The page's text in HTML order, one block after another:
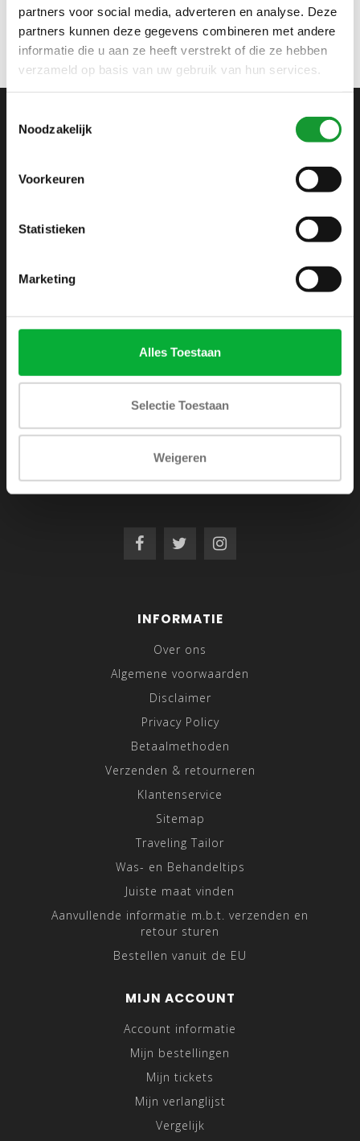
partners voor social media, adverteren en analyse. Deze
partners kunnen deze gegevens combineren met andere
informatie die u aan ze heeft verstrekt of die ze hebben
verzameld op basis van uw gebruik van hun services.
Noodzakelijk
Voorkeuren
Statistieken
Marketing
Alles Toestaan
Selectie Toestaan
Weigeren
polo of overhemd bij shirtsupplier.nl
ABONNEER JE OP ONZE NIEUWSBRIEF
en blijf op de hoogte van onze acties en laatste
1433 DC
Kudelstaart
+31 6 42 52 32 80
info@shirtsupplier.nl
INFORMATIE
Over ons
Algemene voorwaarden
Disclaimer
Privacy Policy
Betaalmethoden
Verzenden & retourneren
Klantenservice
Sitemap
Traveling Tailor
Was- en Behandeltips
Juiste maat vinden
Aanvullende informatie m.b.t. verzenden en
retour sturen
Bestellen vanuit de EU
MIJN ACCOUNT
Account informatie
Mijn bestellingen
Mijn tickets
Mijn verlanglijst
Vergelijk